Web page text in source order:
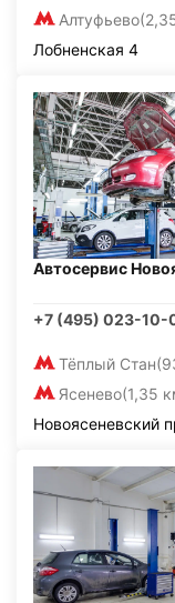
Алтуфьево
Лобненская 4
Автосервис
+7 (495) 023-10-
Тёплый Стан
Ясенево(1,35
Новоясеневский